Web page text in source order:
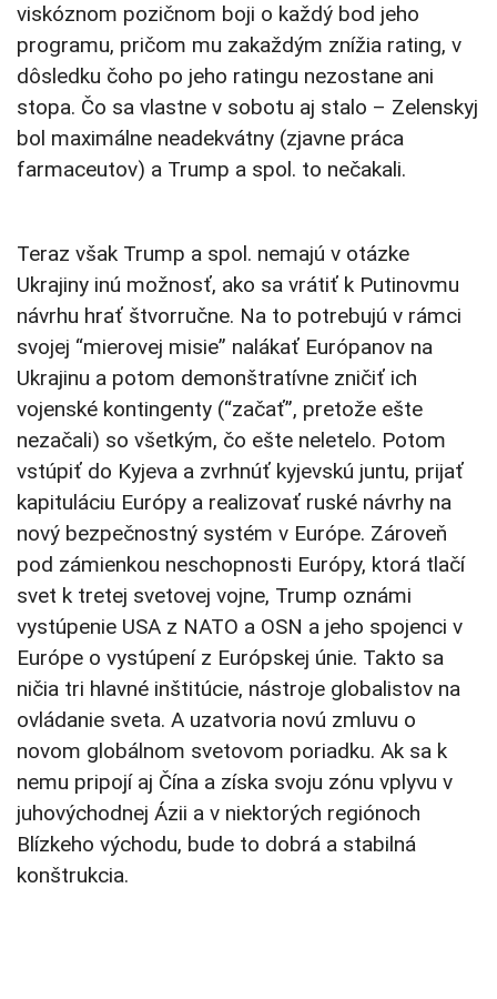
viskóznom pozičnom boji o každý bod jeho
programu, pričom mu zakaždým znížia rating, v
dôsledku čoho po jeho ratingu nezostane ani
stopa. Čo sa vlastne v sobotu aj stalo – Zelenskyj
bol maximálne neadekvátny (zjavne práca
farmaceutov) a Trump a spol. to nečakali.
Teraz však Trump a spol. nemajú v otázke
Ukrajiny inú možnosť, ako sa vrátiť k Putinovmu
návrhu hrať štvorručne. Na to potrebujú v rámci
svojej “mierovej misie” nalákať Európanov na
Ukrajinu a potom demonštratívne zničiť ich
vojenské kontingenty (“začať”, pretože ešte
nezačali) so všetkým, čo ešte neletelo. Potom
vstúpiť do Kyjeva a zvrhnúť kyjevskú juntu, prijať
kapituláciu Európy a realizovať ruské návrhy na
nový bezpečnostný systém v Európe. Zároveň
pod zámienkou neschopnosti Európy, ktorá tlačí
svet k tretej svetovej vojne, Trump oznámi
vystúpenie USA z NATO a OSN a jeho spojenci v
Európe o vystúpení z Európskej únie. Takto sa
ničia tri hlavné inštitúcie, nástroje globalistov na
ovládanie sveta. A uzatvoria novú zmluvu o
novom globálnom svetovom poriadku. Ak sa k
nemu pripojí aj Čína a získa svoju zónu vplyvu v
juhovýchodnej Ázii a v niektorých regiónoch
Blízkeho východu, bude to dobrá a stabilná
konštrukcia.